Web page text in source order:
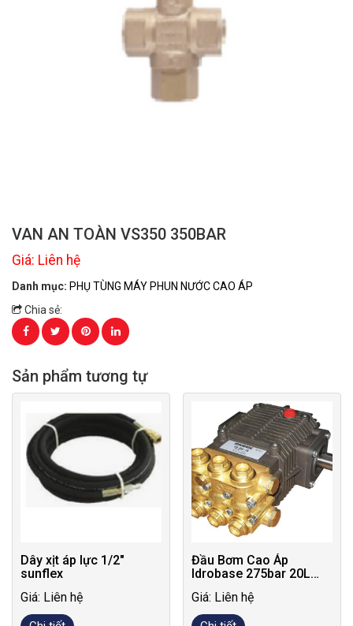
VAN AN TOÀN VS350 350BAR
Giá: Liên hệ
Danh mục: PHỤ TÙNG MÁY PHUN NƯỚC CAO ÁP
Chia sẻ:
Sản phẩm tương tự
Dây xịt áp lực 1/2″
sunflex
Giá: Liên hệ
Đầu Bơm Cao Áp
Idrobase 275bar 20L
Giá: Liên hệ